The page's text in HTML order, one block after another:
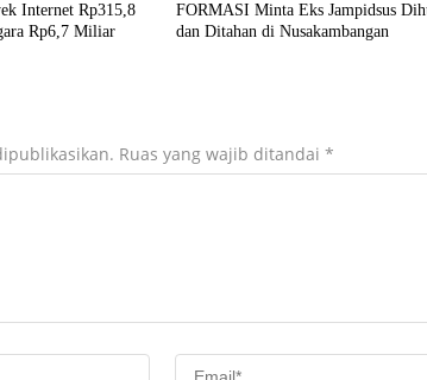
Internet Rp315,8
Rp6,7 Miliar
FORMASI Minta Eks Jampidsus
dan Ditahan di Nusakambangan
Ruas yang wajib ditandai *